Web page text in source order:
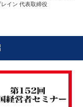
レイン 代表取締役